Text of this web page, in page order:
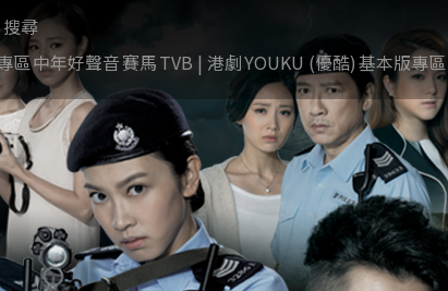
搜尋
區中年好聲音賽馬TVB | 港劇YOUKU (優酷)基本版專區